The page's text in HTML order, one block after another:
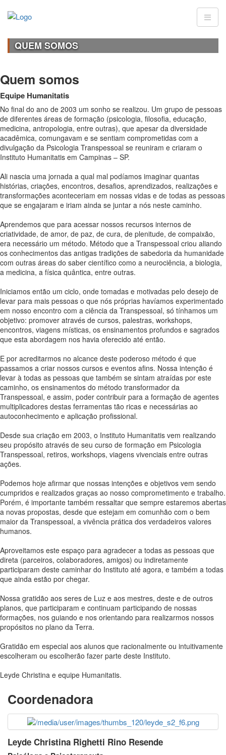
QUEM SOMOS
Quem somos
Equipe Humanitatis
No final do ano de 2003 um sonho se realizou. Um grupo de pessoas
de diferentes áreas de formação (psicologia, filosofia, educação,
medicina, antropologia, entre outras), que apesar da diversidade
acadêmica, comungavam e se sentiam comprometidas com a
divulgação da Psicologia Transpessoal se reuniram e criaram o
Instituto Humanitatis em Campinas – SP.
Ali nascia uma jornada a qual mal podíamos imaginar quantas
histórias, criações, encontros, desafios, aprendizados, realizações e
transformações aconteceriam em nossas vidas e de todas as pessoas
que se engajaram e iriam ainda se juntar a nós neste caminho.
Aprendemos que para acessar nossos recursos internos de
criatividade, de amor, de paz, de cura, de plenitude, de compaixão,
era necessário um método. Método que a Transpessoal criou aliando
os conhecimentos das antigas tradições de sabedoria da humanidade
com outras áreas do saber científico como a neurociência, a biologia,
a medicina, a física quântica, entre outras.
Iniciamos então um ciclo, onde tomadas e motivadas pelo desejo de
levar para mais pessoas o que nós próprias havíamos experimentado
em nosso encontro com a ciência da Transpessoal, só tínhamos um
objetivo: promover através de cursos, palestras, workshops,
encontros, viagens místicas, os ensinamentos profundos e sagrados
que esta abordagem nos havia oferecido até então.
E por acreditarmos no alcance deste poderoso método é que
passamos a criar nossos cursos e eventos afins. Nossa intenção é
levar à todas as pessoas que também se sintam atraídas por este
caminho, os ensinamentos do método transformador da
Transpessoal, e assim, poder contribuir para a formação de agentes
multiplicadores destas ferramentas tão ricas e necessárias ao
autoconhecimento e aplicação profissional.
Desde sua criação em 2003, o Instituto Humanitatis vem realizando
seu propósito através de seu curso de formação em Psicologia
Transpessoal, retiros, workshops, viagens vivenciais entre outras
ações.
Podemos hoje afirmar que nossas intenções e objetivos vem sendo
cumpridos e realizados graças ao nosso comprometimento e trabalho.
Porém, é importante também ressaltar que sempre estaremos abertas
a novas propostas, desde que estejam em comunhão com o bem
maior da Transpessoal, a vivência prática dos verdadeiros valores
humanos.
Aproveitamos este espaço para agradecer a todas as pessoas que
direta (parceiros, colaboradores, amigos) ou indiretamente
participaram deste caminhar do Instituto até agora, e também a todas
que ainda estão por chegar.
Nossa gratidão aos seres de Luz e aos mestres, deste e de outros
planos, que participaram e continuam participando de nossas
formações, nos guiando e nos orientando para realizarmos nossos
propósitos no plano da Terra.
Gratidão em especial aos alunos que racionalmente ou intuitivamente
escolheram ou escolherão fazer parte deste Instituto.
Leyde Christina e equipe Humanitatis.
Coordenadora
Leyde Christina Righetti Rino Resende